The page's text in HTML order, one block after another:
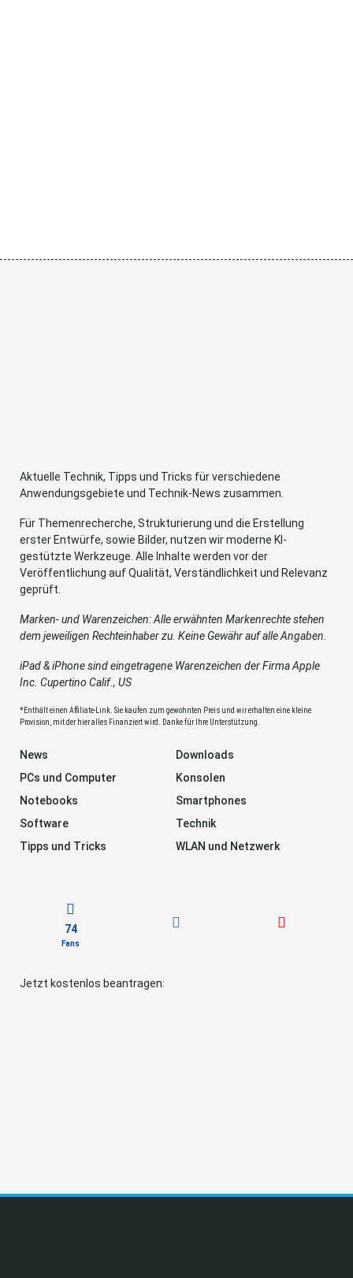
Aktuelle Technik, Tipps und Tricks für verschiedene
Anwendungsgebiete und Technik-News zusammen.
Für Themenrecherche, Strukturierung und die Erstellung
erster Entwürfe, sowie Bilder, nutzen wir moderne KI-
gestützte Werkzeuge. Alle Inhalte werden vor der
Veröffentlichung auf Qualität, Verständlichkeit und Relevanz
geprüft.
Marken- und Warenzeichen: Alle erwähnten Markenrechte stehen
dem jeweiligen Rechteinhaber zu. Keine Gewähr auf alle Angaben.
iPad & iPhone sind eingetragene Warenzeichen der Firma Apple
Inc. Cupertino Calif., US
*Enthält einen Affiliate-Link. Sie kaufen zum gewohnten Preis und wir erhalten eine kleine
Provision, mit der hier alles Finanziert wird. Danke für Ihre Unterstützung.
News
Downloads
PCs und Computer
Konsolen
Notebooks
Smartphones
Software
Technik
Tipps und Tricks
WLAN und Netzwerk
74
Fans
Jetzt kostenlos beantragen: